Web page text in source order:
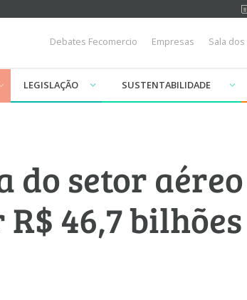
Debates Fecomercio Empresas Sala
LEGISLAÇÃO SUSTENTABILIDADE
do setor
46,7